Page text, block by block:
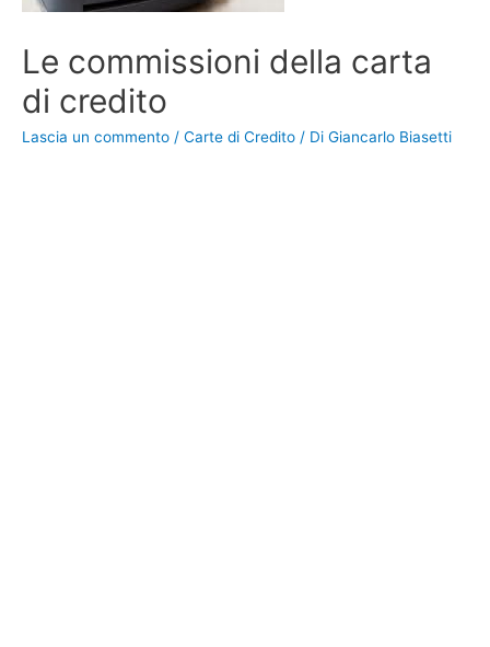
Le commissioni della carta
di credito
Lascia un commento / Carte di Credito / Di Giancarlo Biasetti